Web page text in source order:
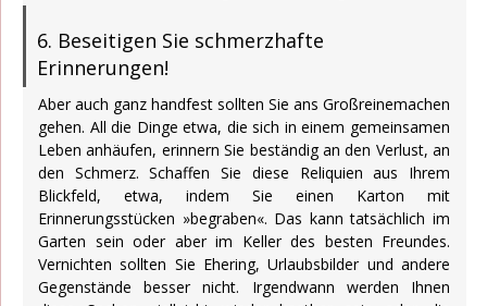
6. Beseitigen Sie schmerzhafte
Erinnerungen!
Aber auch ganz handfest sollten Sie ans Großreinemachen
gehen. All die Dinge etwa, die sich in einem gemeinsamen
Leben anhäufen, erinnern Sie beständig an den Verlust, an
den Schmerz. Schaffen Sie diese Reliquien aus Ihrem
Blickfeld, etwa, indem Sie einen Karton mit
Erinnerungsstücken »begraben«. Das kann tatsächlich im
Garten sein oder aber im Keller des besten Freundes.
Vernichten sollten Sie Ehering, Urlaubsbilder und andere
Gegenstände besser nicht. Irgendwann werden Ihnen